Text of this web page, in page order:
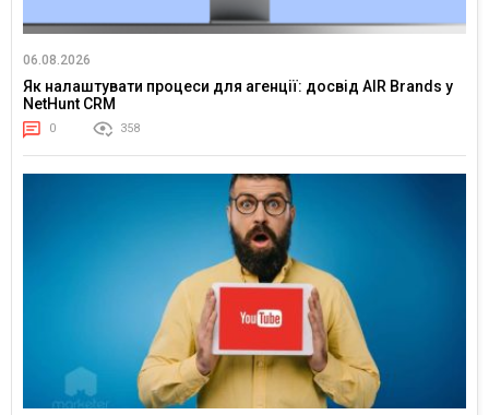
06.08.2026
Як налаштувати процеси для агенції: досвід AIR Brands у
NetHunt CRM
0 358